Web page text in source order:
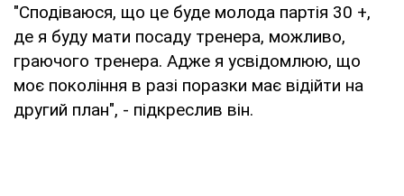
"Сподіваюся, що це буде молода партія 30 +,
де я буду мати посаду тренера, можливо,
граючого тренера. Адже я усвідомлюю, що
моє покоління в разі поразки має відійти на
другий план", - підкреслив він.